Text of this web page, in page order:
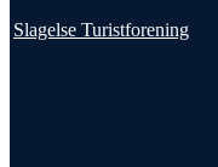
Slagelse Turistforening